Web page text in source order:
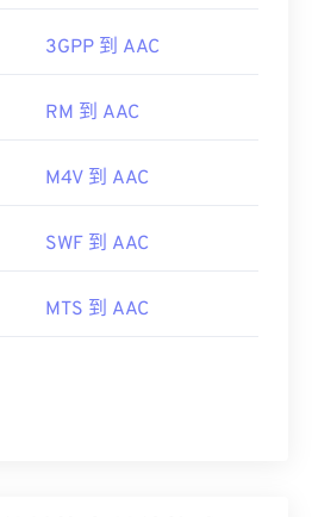
3GPP 到 AAC
RM 到 AAC
M4V 到 AAC
SWF 到 AAC
MTS 到 AAC